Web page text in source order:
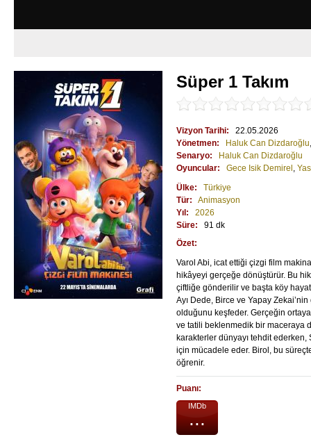
Süper 1 Takım
Vizyon Tarihi:
22.05.2026
Yönetmen:
Haluk Can Dizdaroğlu
Senaryo:
Haluk Can Dizdaroğlu
Oyuncular:
Gece Isik Demirel ,
Ülke:
Türkiye
Tür:
Animasyon
Yıl:
2026
Süre:
91 dk
Özet:
Varol Abi, icat ettiği çizgi film
hikâyeyi gerçeğe dönüştürür. Bu
çiftliğe gönderilir ve başta köy
Ayı Dede, Birce ve Yapay
olduğunu keşfeder. Gerçeğin ortaya
ve tatili beklenmedik bir maceraya
karakterler dünyayı tehdit ederken,
için mücadele eder. Birol, bu
öğrenir.
Puanı:
IMDb
...